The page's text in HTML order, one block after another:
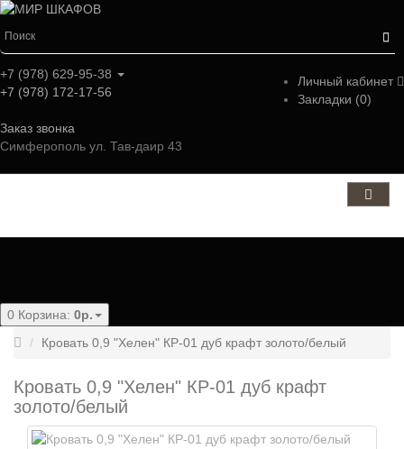
Личный кабинет
Закладки (0)
+7 (978) 629-95-38
+7 (978) 172-17-56
Заказ звонка
Симферополь ул. Тав-даир 43
0 Корзина: 0р.
Кровать 0,9 "Хелен" КР-01 дуб крафт золото/белый
Кровать 0,9 "Хелен" КР-01 дуб крафт
золото/белый